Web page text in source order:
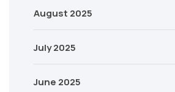
August 2025
July 2025
June 2025